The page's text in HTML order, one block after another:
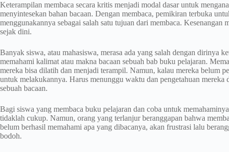
Keterampilan membaca secara kritis menjadi modal dasar untuk
menyintesekan bahan bacaan. Dengan membaca, pemikiran terbuka
menggunakannya sebagai salah satu tujuan dari membaca. Kesenangan
sejak dini.
Banyak siswa, atau mahasiswa, merasa ada yang salah dengan dirinya
memahami kalimat atau makna bacaan sebuah bab buku pelajaran.
mereka bisa dilatih dan menjadi terampil. Namun, kalau mereka belum
untuk melakukannya. Harus menunggu waktu dan pengetahuan mereka
sebuah bacaan.
Bagi siswa yang membaca buku pelajaran dan coba untuk
tidaklah cukup. Namun, orang yang terlanjur beranggapan bahwa
belum berhasil memahami apa yang dibacanya, akan frustrasi lalu
bodoh.